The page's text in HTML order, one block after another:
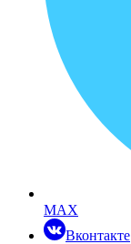
MAX
Вконтакте